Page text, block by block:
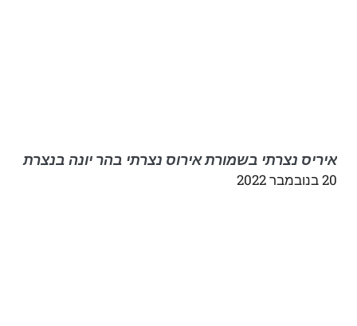
איריס נצרתי בשמורת אירוס נצרתי בהר יונה בנצרת
20 בנובמבר 2022